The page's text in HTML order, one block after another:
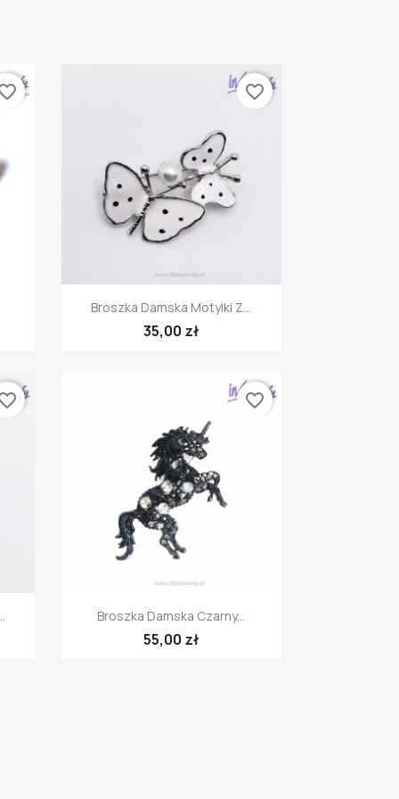
Szybki podgląd
Broszka Damska Motylki Z...
35,00 zł
favorite_border
Szybki podgląd
Broszka Damska Czarny...
55,00 zł
favorite_border